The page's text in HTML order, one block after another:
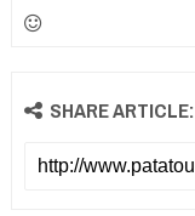
SHARE ARTICLE: